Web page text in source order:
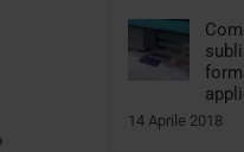
14 Aprile 2018